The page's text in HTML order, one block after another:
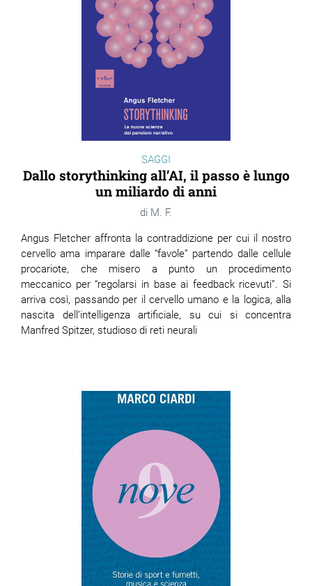
SAGGI
Dallo storythinking all’AI, il passo è lungo
un miliardo di anni
M. F.
Angus Fletcher affronta la contraddizione per cui il nostro
cervello ama imparare dalle “favole” partendo dalle cellule
procariote, che misero a punto un procedimento
meccanico per “regolarsi in base ai feedback ricevuti”. Si
arriva così, passando per il cervello umano e la logica, alla
nascita dell’intelligenza artificiale, su cui si concentra
Manfred Spitzer, studioso di reti neurali